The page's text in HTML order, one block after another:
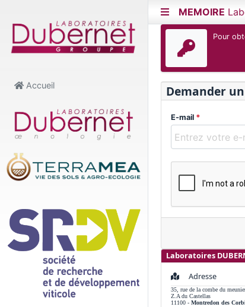
MEMOIRE
Accueil
Pour
Demander
E-mail *
Laboratoires
Adresse
35, rue de la combe du
Z.A du Castellas
11100 -Montredon des